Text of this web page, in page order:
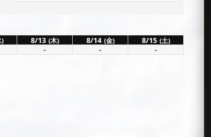
8/13 (木) 8/14 (金) 8/15 (土)
- - -